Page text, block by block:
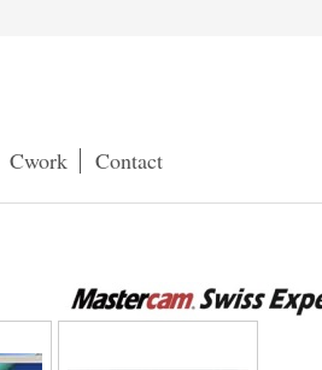
Cwork Contact